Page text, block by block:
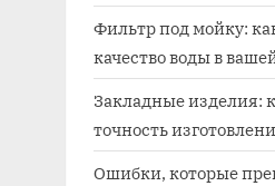
Фильтр под мойку:
качество воды в
Закладные изделия:
точность
Ошибки, которые